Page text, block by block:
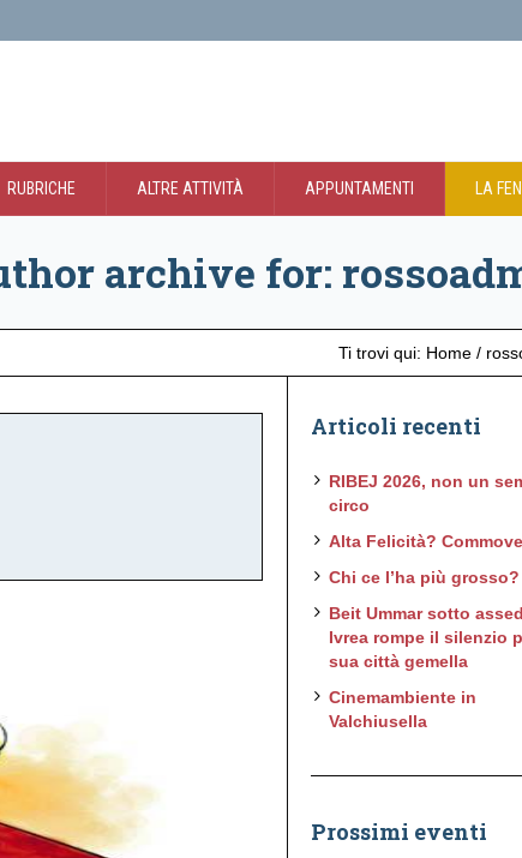
RUBRICHE ALTRE ATTIVITÀ APPUNTAMENTI LA
archive for:
Ti trovi qui: Home /
Articoli recenti
RIBEJ 2026, non un
circo
Alta Felicità?
Chi ce l’ha più grosso?
Beit Ummar sotto
Ivrea rompe il silenzio
sua città gemella
Cinemambiente in
Valchiusella
Prossimi eventi